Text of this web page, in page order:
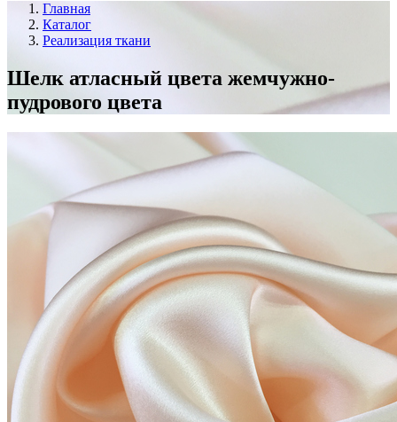
Главная
Каталог
Реализация ткани
Шелк атласный цвета жемчужно-
пудрового цвета